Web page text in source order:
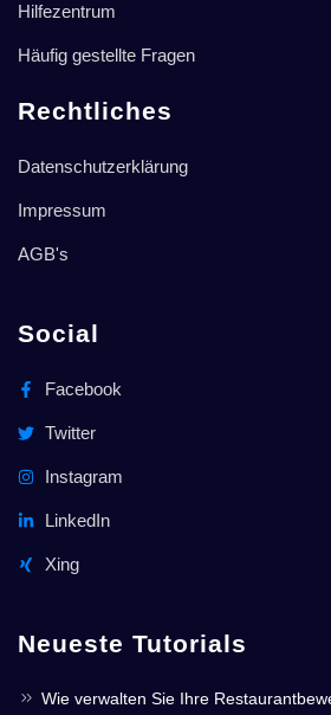
Hilfezentrum
Häufig gestellte Fragen
Rechtliches
Datenschutzerklärung
Impressum
AGB's
Social
Facebook
Twitter
Instagram
LinkedIn
Xing
Neueste Tutorials
Wie verwalten Sie Ihre